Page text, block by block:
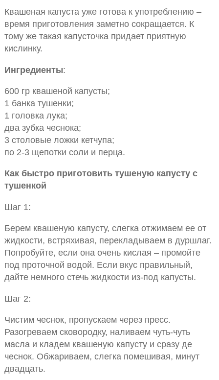
Квашеная капуста уже готова к употреблению –
время приготовления заметно сокращается. К
тому же такая капусточка придает приятную
кислинку.
Ингредиенты:
600 гр квашеной капусты;
1 банка тушенки;
1 головка лука;
два зубка чеснока;
3 столовые ложки кетчупа;
по 2-3 щепотки соли и перца.
Как быстро приготовить тушеную капусту с
тушенкой
Шаг 1:
Берем квашеную капусту, слегка отжимаем ее от
жидкости, встряхивая, перекладываем в дуршлаг.
Попробуйте, если она очень кислая – промойте
под проточной водой. Если вкус правильный,
дайте немного стечь жидкости из-под капусты.
Шаг 2:
Чистим чеснок, пропускаем через пресс.
Разогреваем сковородку, наливаем чуть-чуть
масла и кладем квашеную капусту и сразу де
чеснок. Обжариваем, слегка помешивая, минут
двадцать.